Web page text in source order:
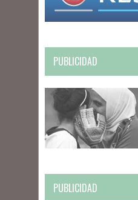
PUBLICIDAD
PUBLICIDAD